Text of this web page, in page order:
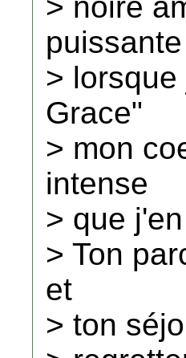
>
Grace"
> mon
intense
> que
> Ton
et
> ton